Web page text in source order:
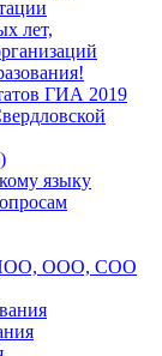
лет,
ГИА 2019
языку
НОО, ООО, СОО